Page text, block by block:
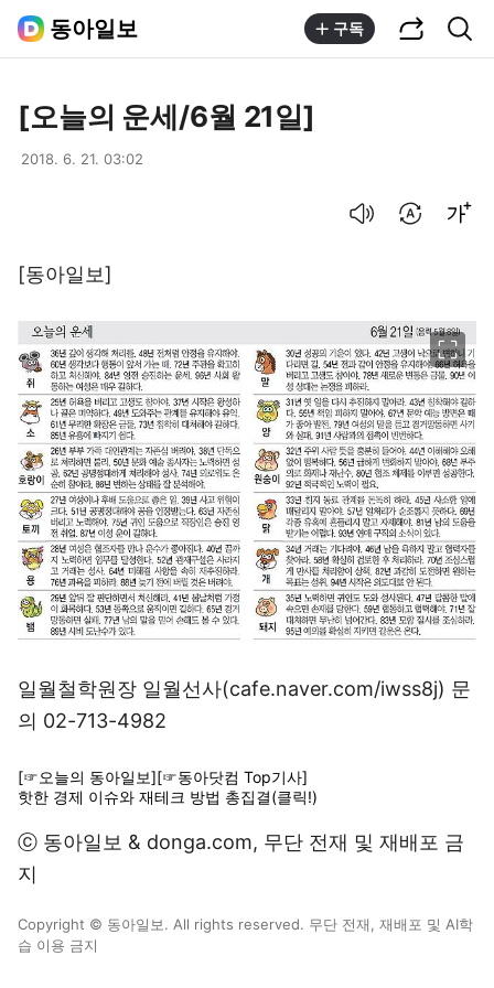
동아일보 구독
[오늘의 운세/6월 21일]
2018. 6. 21. 03:02
[동아일보]
일월철학원장 일월선사(cafe.naver.com/iwss8j) 문
의 02-713-4982
[☞오늘의 동아일보][☞동아닷컴 Top기사]
핫한 경제 이슈와 재테크 방법 총집결(클릭!)
ⓒ 동아일보 & donga.com, 무단 전재 및 재배포 금
지
Copyright © 동아일보. All rights reserved. 무단 전재, 재배포 및 AI학
습 이용 금지